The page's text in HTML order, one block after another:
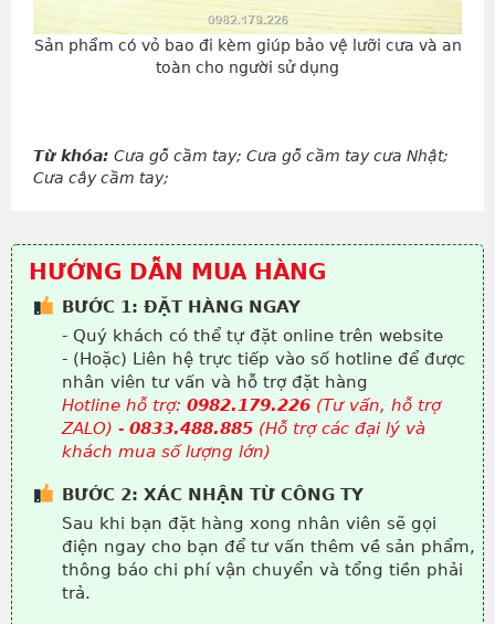
Sản phẩm có vỏ bao đi kèm giúp bảo vệ lưỡi cưa và an
toàn cho người sử dụng
Từ khóa: Cưa gỗ cầm tay; Cưa gỗ cầm tay cưa Nhật;
Cưa cây cầm tay;
HƯỚNG DẪN MUA HÀNG
BƯỚC 1: ĐẶT HÀNG NGAY
- Quý khách có thể tự đặt online trên website
- (Hoặc) Liên hệ trực tiếp vào số hotline để được
nhân viên tư vấn và hỗ trợ đặt hàng
Hotline hỗ trợ: 0982.179.226 (Tư vấn, hỗ trợ
ZALO) - 0833.488.885 (Hỗ trợ các đại lý và
khách mua số lượng lớn)
BƯỚC 2: XÁC NHẬN TỪ CÔNG TY
Sau khi bạn đặt hàng xong nhân viên sẽ gọi
điện ngay cho bạn để tư vấn thêm về sản phẩm,
thông báo chi phí vận chuyển và tổng tiền phải
trả.